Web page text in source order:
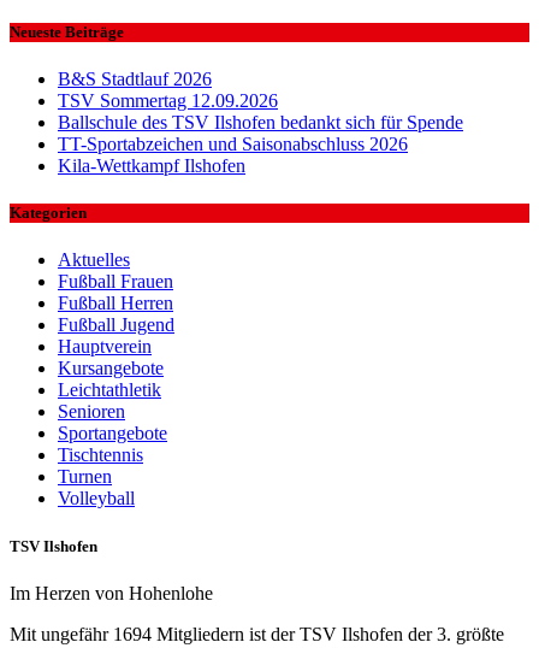
Neueste Beiträge
B&S Stadtlauf 2026
TSV Sommertag 12.09.2026
Ballschule des TSV Ilshofen bedankt sich für Spende
TT-Sportabzeichen und Saisonabschluss 2026
Kila-Wettkampf Ilshofen
Kategorien
Aktuelles
Fußball Frauen
Fußball Herren
Fußball Jugend
Hauptverein
Kursangebote
Leichtathletik
Senioren
Sportangebote
Tischtennis
Turnen
Volleyball
TSV Ilshofen
Im Herzen von Hohenlohe
Mit ungefähr 1694 Mitgliedern ist der TSV Ilshofen der 3. größte